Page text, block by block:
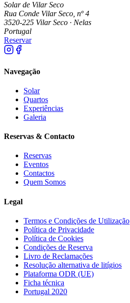
Solar de Vilar Seco
Rua Conde Vilar Seco, nº 4
3520-225 Vilar Seco · Nelas
Portugal
Reservar
Navegação
Solar
Quartos
Experiências
Galeria
Reservas & Contacto
Reservas
Eventos
Contactos
Quem Somos
Legal
Termos e Condições de Utilização
Política de Privacidade
Política de Cookies
Condições de Reserva
Livro de Reclamações
Resolução alternativa de litígios
Plataforma ODR (UE)
Ficha técnica
Portugal 2020